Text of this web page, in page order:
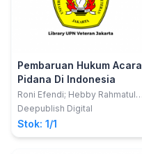
Pembaruan Hukum Acara
Pidana Di Indonesia
Roni Efendi; Hebby Rahmatul
Utamy
Deepublish Digital
Stok: 1/1